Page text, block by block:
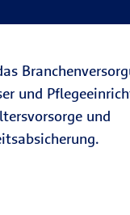
und
und